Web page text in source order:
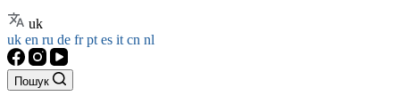
uk
uk en ru de frpt es it cn nl
Пошук